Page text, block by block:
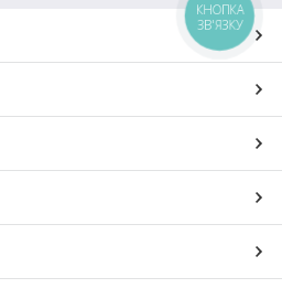
КНОПКА
ЗВ'ЯЗКУ